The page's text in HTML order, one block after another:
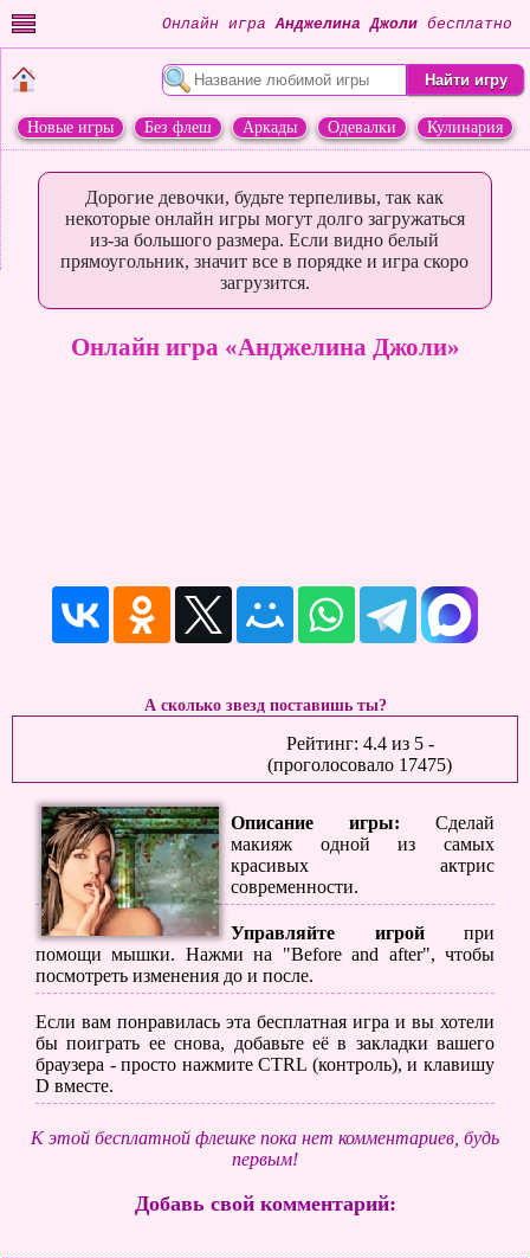
Онлайн играАнджелина Джоли бесплатно
Новые игры Без флеш Аркады Одевалки
Кулинария
Дорогие девочки, будьте терпеливы, так как
некоторые онлайн игры могут долго загружаться
из-за большого размера. Если видно белый
прямоугольник, значит все в порядке и игра скоро
загрузится.
Онлайн игра «Анджелина Джоли»
А сколько звезд поставишь ты?
Рейтинг: 4.4из 5-
(проголосовало 17475)
Описание игры: Сделай
макияж одной из самых
красивых актрис
современности.
Управляйте игройпри
помощи мышки. Нажми на "Before and after", чтобы
посмотреть изменения до и после.
Если вам понравилась эта бесплатная игра и вы хотели
бы поиграть ее снова, добавьте её в закладки вашего
браузера - просто нажмите CTRL (контроль), и клавишу
D вместе.
К этой бесплатной флешке пока нет комментариев, будь
первым!
Добавь свой комментарий: